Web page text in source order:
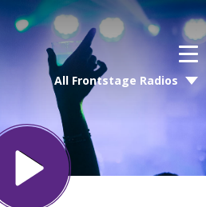
All Frontstage Radios